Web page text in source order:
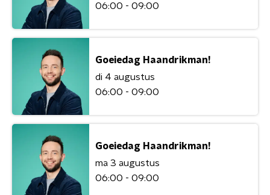
06:00 - 09:00
Goeiedag Haandrikman!
di 4 augustus
06:00 - 09:00
Goeiedag Haandrikman!
ma 3 augustus
06:00 - 09:00